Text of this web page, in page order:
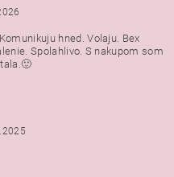
hned. Volaju. Bex
Spolahlivo. S nakupom som